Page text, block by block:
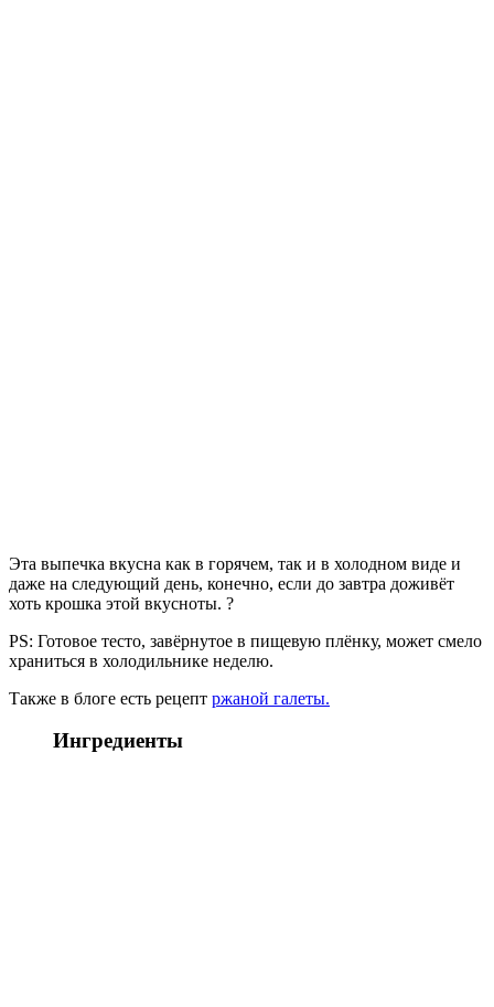
Эта выпечка вкусна как в горячем, так и в холодном виде и
даже на следующий день, конечно, если до завтра доживёт
хоть крошка этой вкусноты. ?
PS: Готовое тесто, завёрнутое в пищевую плёнку, может смело
храниться в холодильнике неделю.
Также в блоге есть рецепт ржаной галеты.
Ингредиенты